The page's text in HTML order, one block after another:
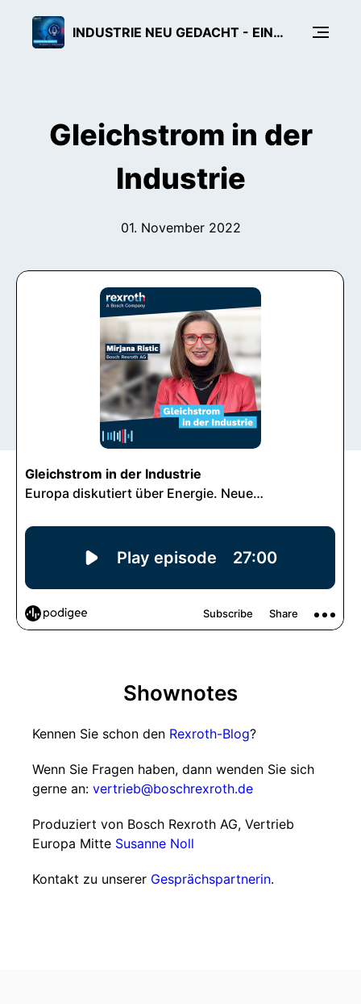
INDUSTRIE NEU GEDACHT - EIN TECH-PODCAST VON BOSCH REXROTH
Gleichstrom in der
Industrie
01. November 2022
Shownotes
Kennen Sie schon den Rexroth-Blog?
Wenn Sie Fragen haben, dann wenden Sie sich
gerne an: vertrieb@boschrexroth.de
Produziert von Bosch Rexroth AG, Vertrieb
Europa Mitte Susanne Noll
Kontakt zu unserer Gesprächspartnerin.